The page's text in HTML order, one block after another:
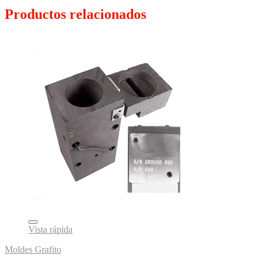
Productos relacionados
Vista rápida
Moldes Grafito